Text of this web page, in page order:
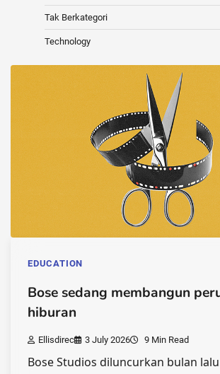
Tak Berkategori
Technology
EDUCATION
Bose sedang membangun
hiburan
Ellisdirec 3 July 2026 9 Min Read
Bose Studios diluncurkan bulan